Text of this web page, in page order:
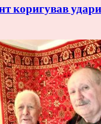
коригував